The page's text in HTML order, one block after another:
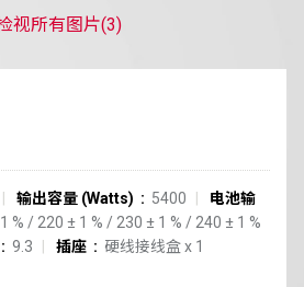
视所有图片(3)
输出容量 (Watts) 5400
电池输
1 % / 220 ± 1 % / 230 ± 1 % / 240 ± 1 %
9.3 插座 硬线接线盒x 1